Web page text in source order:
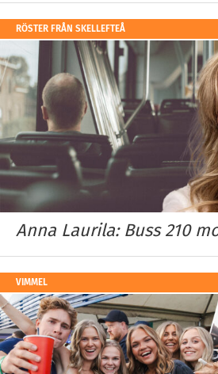
RÖSTER FRÅN SKELLEFTEÅ
Anna Laurila: Buss 210
VIMMEL